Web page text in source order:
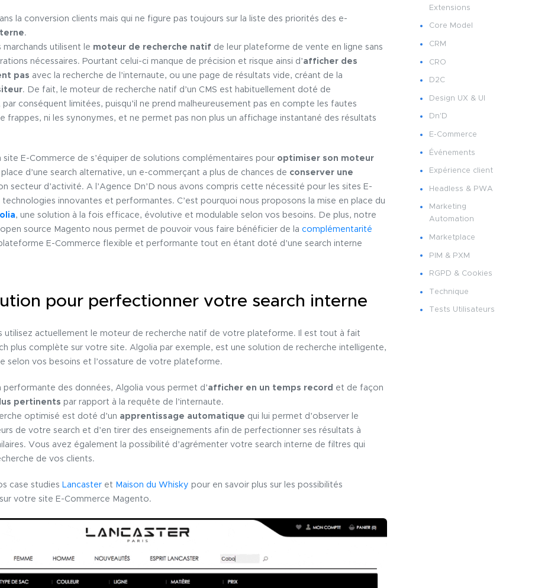
la conversion clients mais qui ne figure pas toujours sur la liste des priorités des e-
.
utilisent le moteur de recherche natif de leur plateforme de vente en ligne sans
nécessaires. Pourtant celui-ci manque de précision et risque ainsi d’afficher des
pas avec la recherche de l’internaute, ou une page de résultats vide, créant de la
. De fait, le moteur de recherche natif d’un CMS est habituellement doté de
par conséquent limitées, puisqu’il ne prend malheureusement pas en compte les fautes
frappes, ni les synonymes, et ne permet pas non plus un affichage instantané des résultats
site E-Commerce de s’équiper de solutions complémentaires pour optimiser son moteur
place d’une search alternative, un e-commerçant a plus de chances de conserver une
secteur d’activité. A l’Agence Dn’D nous avons compris cette nécessité pour les sites E-
innovantes et performantes. C’est pourquoi nous proposons la mise en place du
, une solution à la fois efficace, évolutive et modulable selon vos besoins. De plus, notre
source Magento nous permet de pouvoir vous faire bénéficier de la complémentarité
E-Commerce flexible et performante tout en étant doté d’une search interne
pour perfectionner votre search interne
utilisez actuellement le moteur de recherche natif de votre plateforme. Il est tout à fait
plus complète sur votre site. Algolia par exemple, est une solution de recherche intelligente,
selon vos besoins et l’ossature de votre plateforme.
performante des données, Algolia vous permet d’afficher en un temps record et de façon
pertinents par rapport à la requête de l’internaute.
optimisé est doté d’un apprentissage automatique qui lui permet d’observer le
de votre search et d’en tirer des enseignements afin de perfectionner ses résultats à
Vous avez également la possibilité d’agrémenter votre search interne de filtres qui
de vos clients.
case studies Lancasteret Maison du Whisky pour en savoir plus sur les possibilités
votre site E-Commerce Magento.
Extensions
Core Model
CRM
CRO
D2C
Design UX & UI
Dn'D
E-Commerce
Événements
Expérience client
Headless & PWA
Marketing
Automation
Marketplace
PIM & PXM
RGPD & Cookies
Technique
Tests Utilisateurs